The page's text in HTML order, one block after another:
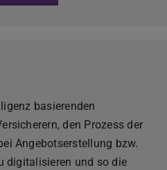
basierenden
den Prozess der
Angebotserstellung bzw.
digitalisieren und so die